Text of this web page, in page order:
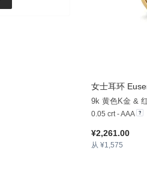
女士耳环
9k 黄色K金 &
0.05 crt - AAA
¥2,261.00
从 ¥1,575